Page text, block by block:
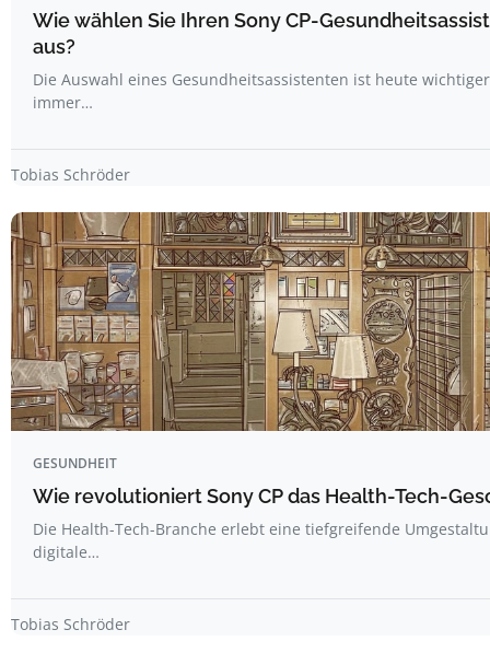
Wie wählen Sie Ihren Sony CP-
aus?
Die Auswahl eines Gesundheitsassistenten ist heute
immer…
Tobias Schröder
GESUNDHEIT
Wie revolutioniert Sony CP das Health-Tech-
Die Health-Tech-Branche erlebt eine tiefgreifende
digitale…
Tobias Schröder